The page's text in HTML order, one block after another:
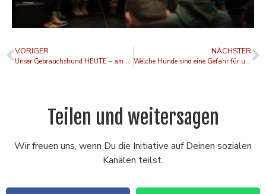
VORIGER
Unser Gebrauchshund HEUTE – am 10.01.2026!
NÄCHSTER
Welche Hunde sind eine Gefahr für unsere Gesellschaft?
Teilen und weitersagen
Wir freuen uns, wenn Du die Initiative auf Deinen sozialen
Kanälen teilst.